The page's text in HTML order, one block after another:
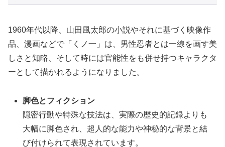
1960年代以降、山田風太郎の小説やそれに基づく映像作
品、漫画などで「くノ一」は、男性忍者とは一線を画す美
しさと知略、そして時には官能性をも併せ持つキャラクタ
ーとして描かれるようになりました。
脚色とフィクション
隠密行動や特殊な技法は、実際の歴史的記録よりも
大幅に脚色され、超人的な能力や神秘的な背景と結
び付けられて表現されています。